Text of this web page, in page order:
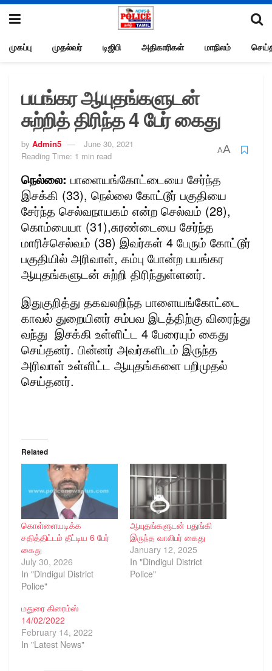
முகப்பு முதல்வர் டிஜிபி அதிகாரிகள் மாநிலம்
பயங்கர ஆயுதங்களுடன்
சுற்றித் திரிந்த 4 பேர் கைது
by Admin5
June 30, 2021
Reading Time: 1 min read
AA
நெல்லை: பாளையங்கோட்டையை சேர்ந்த
இசக்கி (33), நெல்லை கோட்டூர் பகுதியை
சேர்ந்த செல்வநாயகம் என்ற செல்வம் (28),
கொம்பையா (31),சுரண்டையை சேர்ந்த
மாரிச்செல்வம் (38) இவர்கள் 4 பேரும் கோட்டூர்
பகுதியில் அரிவாள், கம்பு போன்ற பயங்கர
ஆயுதங்களுடன் சுற்றி திரிந்துள்ளனர்.
இதுகுறித்து தகவலறிந்த பாளையங்கோட்டை
காவல் துறையினர் சம்பவ இடத்திற்கு விரைந்து
வந்து இசக்கி உள்ளிட்ட 4 பேரையும் கைது
செய்தனர். பின்னர் அவர்களிடம் இருந்த
அரிவாள் உள்ளிட்ட ஆயுதங்களை பறிமுதல்
செய்தனர்.
Related
கொள்ளையடிக்க
சதித்திட்டம் தீட்டிய 6 பேர்
கைது
July 30, 2026
In "Dindigul District
Police"
ஆயுதங்களுடன் பதுங்கி
இருந்த வாலிபர் கைது
January 12, 2025
In "Dindigul District
Police"
மதுரை கிரைம்ஸ்
14/02/2022
February 14, 2022
In "Latest News"